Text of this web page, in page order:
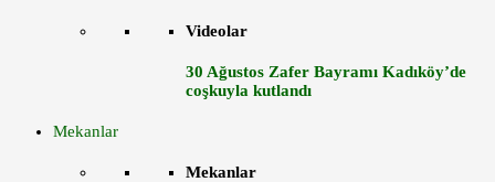
Videolar
30 Ağustos Zafer Bayramı Kadıköy’de
coşkuyla kutlandı
Mekanlar
Mekanlar